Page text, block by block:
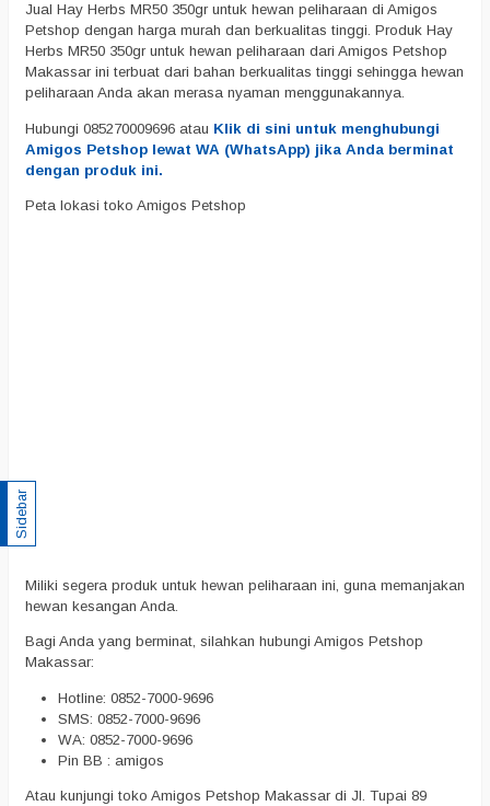
Jual Hay Herbs MR50 350gr untuk hewan peliharaan di Amigos
Petshop dengan harga murah dan berkualitas tinggi. Produk Hay
Herbs MR50 350gr untuk hewan peliharaan dari Amigos Petshop
Makassar ini terbuat dari bahan berkualitas tinggi sehingga hewan
peliharaan Anda akan merasa nyaman menggunakannya.
Hubungi 085270009696 atau Klik di sini untuk menghubungi
Amigos Petshop lewat WA (WhatsApp) jika Anda berminat
dengan produk ini.
Peta lokasi toko Amigos Petshop
Miliki segera produk untuk hewan peliharaan ini, guna memanjakan
hewan kesangan Anda.
Bagi Anda yang berminat, silahkan hubungi Amigos Petshop
Makassar:
Hotline: 0852-7000-9696
SMS: 0852-7000-9696
WA: 0852-7000-9696
Pin BB : amigos
Atau kunjungi toko Amigos Petshop Makassar di Jl. Tupai 89
Sidebar